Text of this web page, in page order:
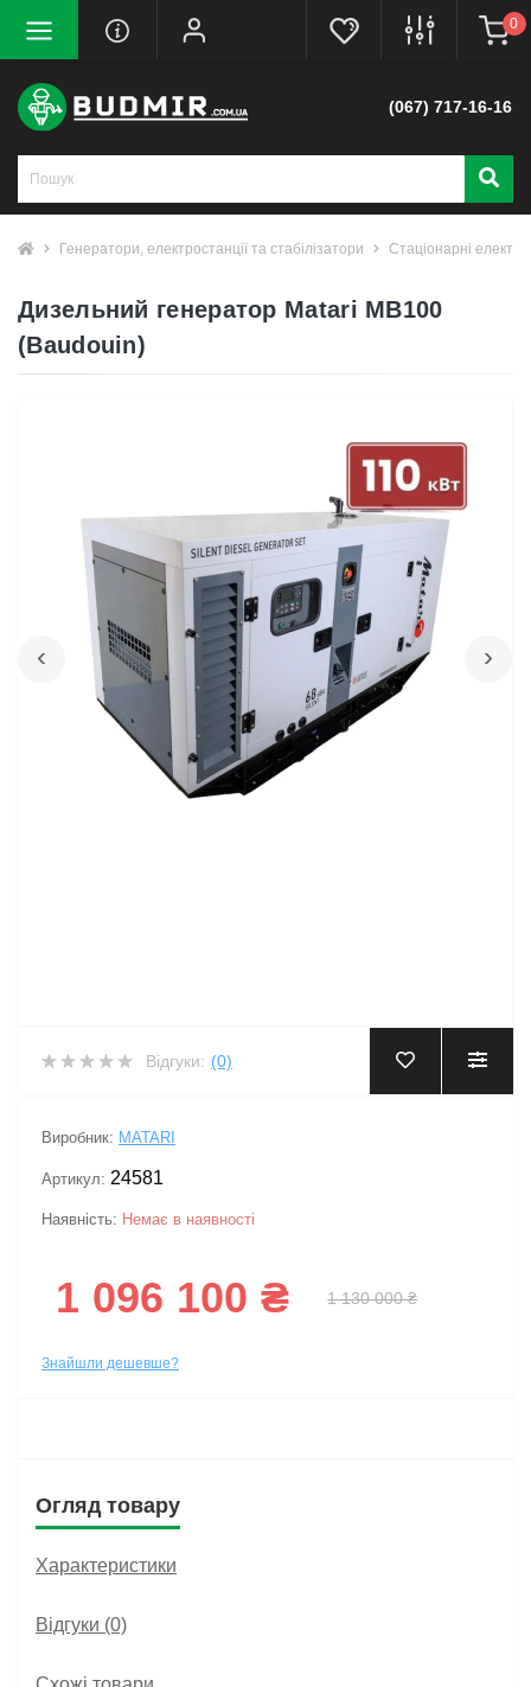
0
(067) 717-16-16
Генератори, електростанції та стабілізатори Стаціонарні
Дизельний генератор Matari MB100
(Baudouin)
‹ ›
Відгуки: (0)
Виробник: MATARI
Артикул: 24581
Наявність: Немає в наявності
1 096 100 ₴ 1 130 000 ₴
Знайшли дешевше?
Огляд товару
Характеристики
Відгуки (0)